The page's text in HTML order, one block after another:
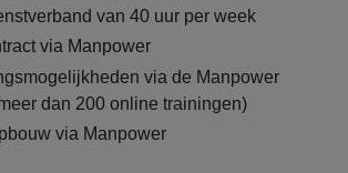
van 40 uur per week
via Manpower
via de Manpower
dan 200 online trainingen)
via Manpower